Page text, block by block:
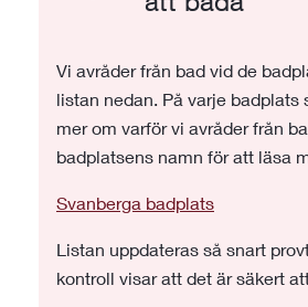
Vi avråder från bad vid de
listan nedan. På varje badplats
mer om varför vi avråder från
badplatsens namn för att läsa
Svanberga badplats
Listan uppdateras så snart
kontroll visar att det är säkert